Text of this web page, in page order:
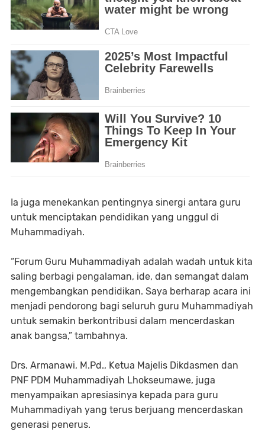
Ia juga menekankan pentingnya sinergi antara guru
untuk menciptakan pendidikan yang unggul di
Muhammadiyah.
“Forum Guru Muhammadiyah adalah wadah untuk kita
saling berbagi pengalaman, ide, dan semangat dalam
mengembangkan pendidikan. Saya berharap acara ini
menjadi pendorong bagi seluruh guru Muhammadiyah
untuk semakin berkontribusi dalam mencerdaskan
anak bangsa,” tambahnya.
Drs. Armanawi, M.Pd., Ketua Majelis Dikdasmen dan
PNF PDM Muhammadiyah Lhokseumawe, juga
menyampaikan apresiasinya kepada para guru
Muhammadiyah yang terus berjuang mencerdaskan
generasi penerus.